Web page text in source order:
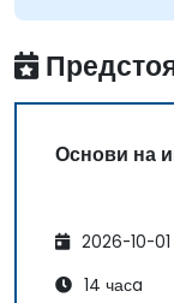
Основи на
2026-10-
14 часa